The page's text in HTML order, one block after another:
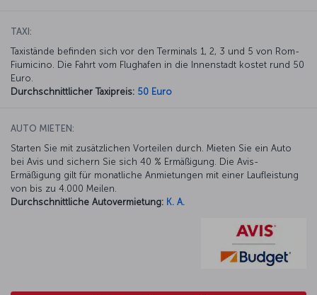
TAXI:
Taxistände befinden sich vor den Terminals 1, 2, 3 und 5 von Rom-
Fiumicino. Die Fahrt vom Flughafen in die Innenstadt kostet rund 50
Euro.
Durchschnittlicher Taxipreis: 50 Euro
AUTO MIETEN:
Starten Sie mit zusätzlichen Vorteilen durch. Mieten Sie ein Auto
bei Avis und sichern Sie sich 40 % Ermäßigung. Die Avis-
Ermäßigung gilt für monatliche Anmietungen mit einer Laufleistung
von bis zu 4.000 Meilen.
Durchschnittliche Autovermietung: K. A.